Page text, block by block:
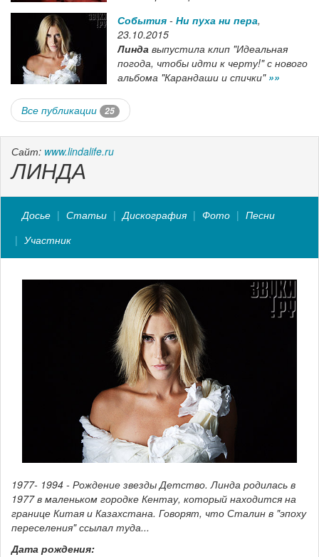
События - Ни пуха ни пера,
23.10.2015
Линда выпустила клип "Идеальная
погода, чтобы идти к черту!"с нового
альбома "Карандаши и спички" »»
Все публикации 25
Сайт: www.lindalife.ru
ЛИНДА
Досье Статьи Дискография Фото
Песни
Участник
1977- 1994 - Рождение звезды Детство. Линда родилась в
1977 в маленьком городке Кентау, который находится на
границе Китая и Казахстана. Говорят, что Сталин в "эпоху
переселения" ссылал туда...
Дата рождения: